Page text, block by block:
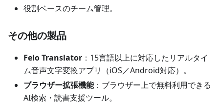
役割ベースのチーム管理。
その他の製品
Felo Translator ：15言語以上に対応したリアルタイ
ム音声文字変換アプリ（iOS／Android対応）。
ブラウザー拡張機能：ブラウザー上で無料利用できる
AI検索・読書支援ツール。